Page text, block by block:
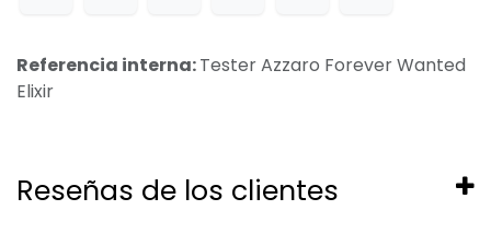
Referencia interna:Tester Azzaro Forever Wanted
Elixir
Reseñas de los clientes